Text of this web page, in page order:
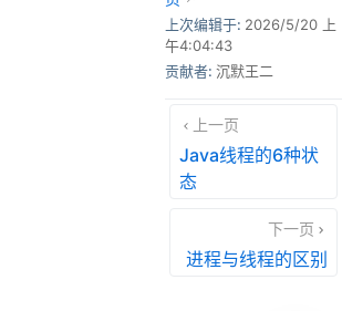
在 GitHub 上编辑此
页
午4:04:43
贡献者:
沉默王二
Java线程的6种状
态